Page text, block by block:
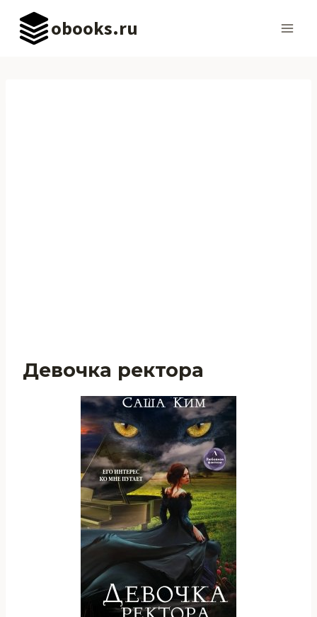
Перейти
содержимому
obooks.ru
Девочка ректора